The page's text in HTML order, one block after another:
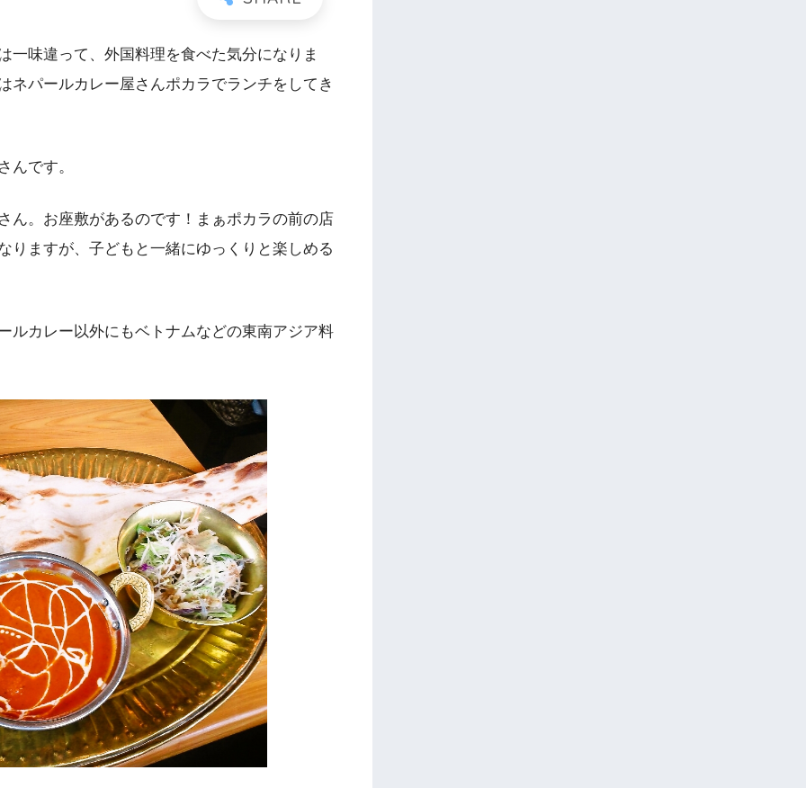
一味違って、外国料理を食べた気分になりま
ネパールカレー屋さんポカラでランチをしてき
んです。
ん。お座敷があるのです！まぁポカラの前の店
りますが、子どもと一緒にゆっくりと楽しめる
ルカレー以外にもベトナムなどの東南アジア料